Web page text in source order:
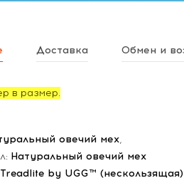
Доставка Обмен и
в размер.
овечий мех,
Натуральный овечий мех
Treadlite by UGG™ (нескользящая)